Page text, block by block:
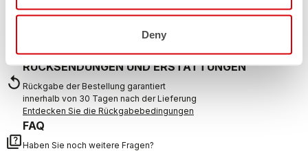
Deny
KONTAKT
Kontaktieren Sie unseren Kundenservice
Klicken Sie hier.
replay
RÜCKSENDUNGEN UND ERSTATTUNGEN
Rückgabe der Bestellung garantiert
innerhalb von 30 Tagen nach der Lieferung
Entdecken Sie die Rückgabebedingungen
quiz
FAQ
Haben Sie noch weitere Fragen?